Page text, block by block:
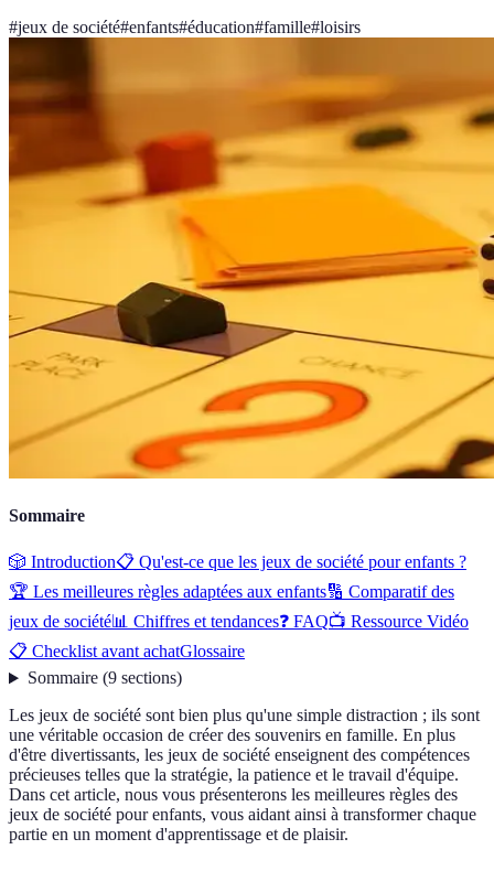
#jeux de société#enfants#éducation#famille#loisirs
Sommaire
🎲 Introduction📋 Qu'est-ce que les jeux de société pour enfants ?
🏆 Les meilleures règles adaptées aux enfants🔢 Comparatif des
jeux de société📊 Chiffres et tendances❓ FAQ📺 Ressource Vidéo
📋 Checklist avant achatGlossaire
Sommaire(9 sections)
Les jeux de société sont bien plus qu'une simple distraction ; ils sont
une véritable occasion de créer des souvenirs en famille. En plus
d'être divertissants, les jeux de société enseignent des compétences
précieuses telles que la stratégie, la patience et le travail d'équipe.
Dans cet article, nous vous présenterons les meilleures règles des
jeux de société pour enfants, vous aidant ainsi à transformer chaque
partie en un moment d'apprentissage et de plaisir.